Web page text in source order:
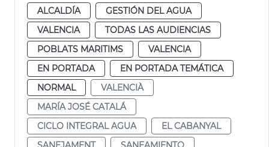
ALCALDÍA
GESTIÓN DEL AGUA
VALENCIA
TODAS LAS AUDIENCIAS
POBLATS MARITIMS
VALENCIA
EN PORTADA
EN PORTADA TEMÁTICA
NORMAL
VALENCIÀ
MARÍA JOSÉ CATALÁ
CICLO INTEGRAL AGUA
EL CABANYAL